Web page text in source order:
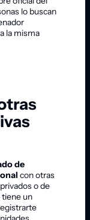
lo buscan
la misma
de
con otras
o de
un